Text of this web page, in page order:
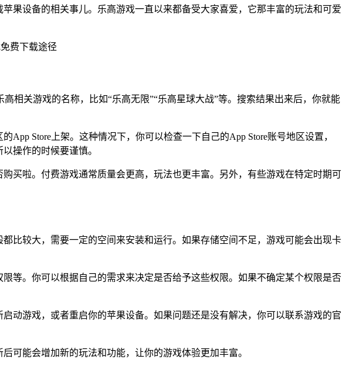
果设备的相关事儿。乐高游戏一直以来都备受大家喜爱，它那丰富的玩法和可爱
相关游戏的名称，比如“乐高无限”“乐高星球大战”等。搜索结果出来后，你就能
Store上架。这种情况下，你可以检查一下自己的App Store账号地区设置，
操作的时候要谨慎。
买啦。付费游戏通常质量会更高，玩法也更丰富。另外，有些游戏在特定时期可
比较大，需要一定的空间来安装和运行。如果存储空间不足，游戏可能会出现卡
等。你可以根据自己的需求来决定是否给予这些权限。如果不确定某个权限是否
动游戏，或者重启你的苹果设备。如果问题还是没有解决，你可以联系游戏的官
可能会增加新的玩法和功能，让你的游戏体验更加丰富。